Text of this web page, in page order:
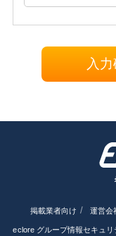
入
掲載業者向け 運営会
eclore グループ情報セキュリ